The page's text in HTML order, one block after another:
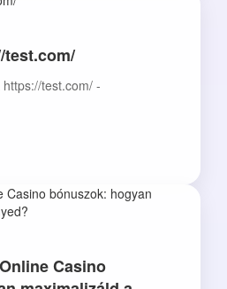
test.com/ -
Casino